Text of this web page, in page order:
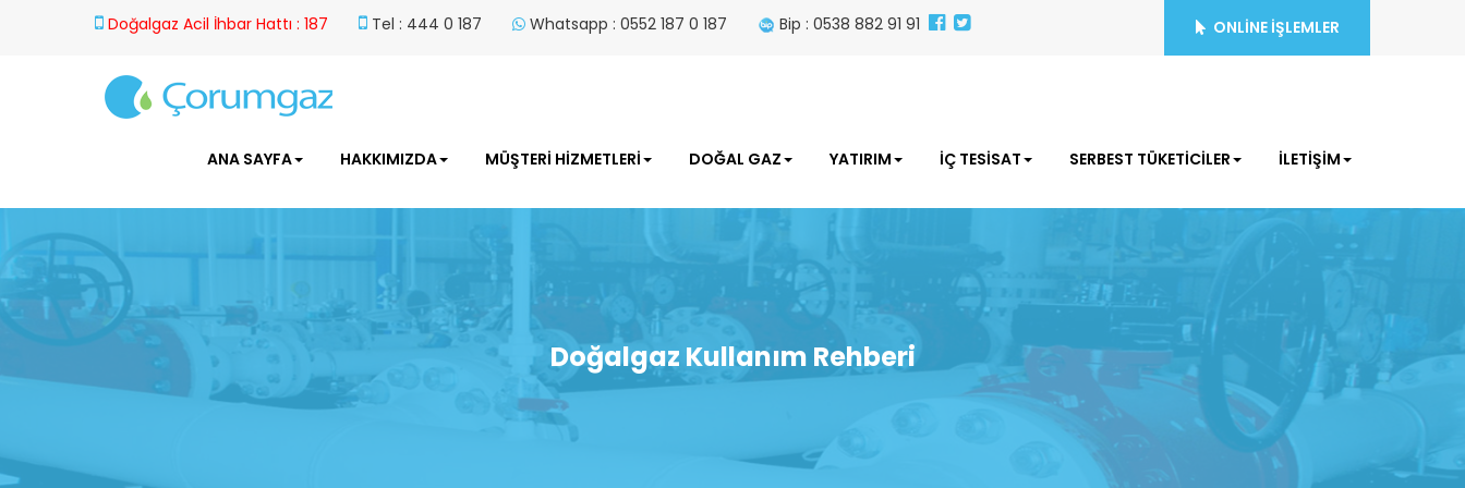
Doğalgaz Acil İhbar Hattı : 187 Tel : 444 0 187 Whatsapp : 0552 187 0 187 Bip : 0538 882 91 91 ONLİNE İŞLEMLER
ANA SAYFA HAKKIMIZDA MÜŞTERİ HİZMETLERİ DOĞAL GAZ YATIRIM İÇ TESİSAT SERBEST TÜKETİCİLER İLETİŞİM
Doğalgaz Kullanım Rehberi